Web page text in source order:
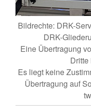
Bildrechte: DRK-
DRK-
Eine Übertragung
Dritte
Es liegt keine
Übertragung auf